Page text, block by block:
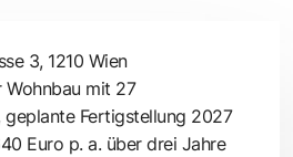
3, 1210 Wien
mit 27
geplante ­Fertigstellung 2027
Euro p. a. über drei Jahre